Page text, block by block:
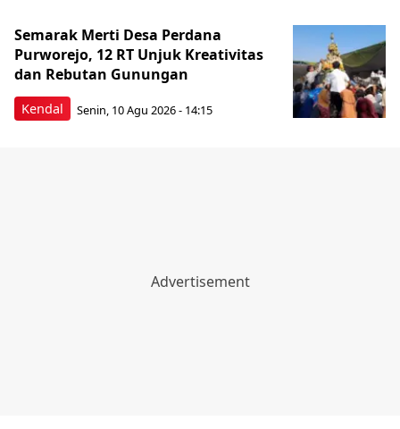
Kendal
Semarak Merti Desa Perdana
Purworejo, 12 RT Unjuk Kreativitas
dan Rebutan Gunungan
Senin, 10 Agu 2026 - 14:15